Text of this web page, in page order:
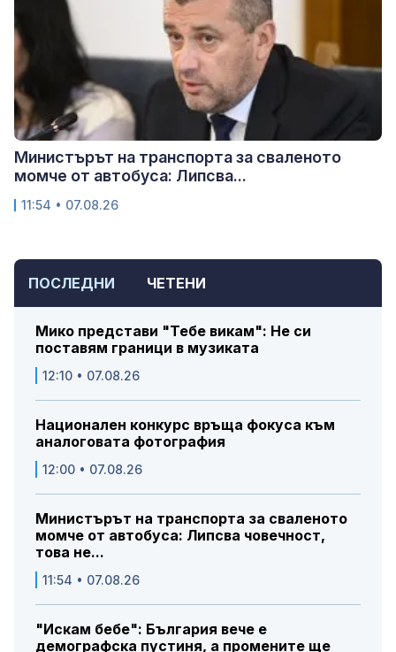
ПОСЛЕДНИ ЧЕТЕНИ
Мико представи "Тебе викам": Не си
поставям граници в музиката
12:10 • 07.08.26
Национален конкурс връща фокуса към
аналоговата фотография
12:00 • 07.08.26
Министърът на транспорта за сваленото
момче от автобуса: Липсва човечност,
това не...
11:54 • 07.08.26
"Искам бебе": България вече е
демографска пустиня, а промените ще
Министърът на транспорта за сваленото
момче от автобуса: Липсва...
11:54 • 07.08.26